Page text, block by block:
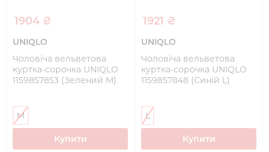
1904 ₴
UNIQLO
Чоловіча вельветова
куртка-сорочка UNIQLO
1159857853 (Зелений M)
M
Купити
1921 ₴
UNIQLO
Чоловіча вельветова
куртка-сорочка UNIQLO
1159857848 (Синій L)
L
Купити